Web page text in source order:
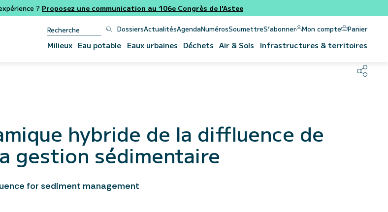
? Proposez une communication au 106e Congrès de l'Astee
DossiersActualitésAgendaNumérosSoumettreS’abonner Mon compte Panier
Milieux Eau potable Eaux urbaines Déchets Air & Sols Infrastructures & territoires
hybride de la diffluence de
gestion sédimentaire
for sediment management